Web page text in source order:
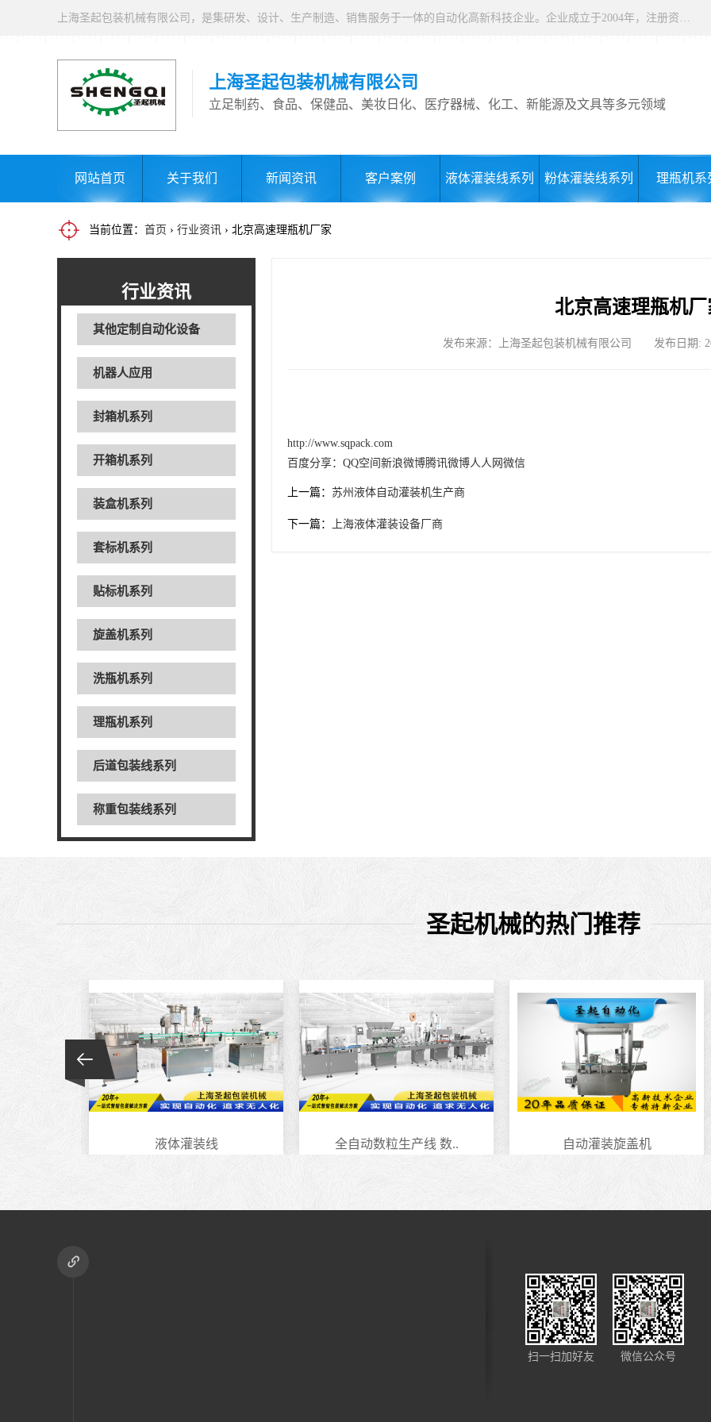
上海圣起包装机械有限公司，是集研发、设计、生产制造、销售服务于一体的自动化高新科技企业。企业成立于2004年，注册资本1000万元，总占地面积约15000平方。 企业发展二十余年以来，一直专注于自动化设备这一朝阳行业，致力于为制药、食品、日化、化工、物流、仓储等行业提供一站式智能包装解决方案。服务用户覆盖全国各省市以及海内外，产品远销全球，2024 年度总产值9000万。
上海圣起包装机械有限公司
立足制药、食品、保健品、美妆日化、医疗器械、化工、新能源及文具等多元领域
网站首页 关于我们 新闻资讯 客户案例 液体灌装线系列 粉体灌装线系列 理瓶机系
当前位置： 首页 › 行业资讯 › 北京高速理瓶机厂家
行业资讯
其他定制自动化设备
机器人应用
封箱机系列
开箱机系列
装盒机系列
套标机系列
贴标机系列
旋盖机系列
洗瓶机系列
理瓶机系列
后道包装线系列
称重包装线系列
北京高速理瓶机厂
发布来源：上海圣起包装机械有限公司 发布日期:
http://www.sqpack.com
百度分享： QQ空间 新浪微博腾讯微博人人网 微信
上一篇： 苏州液体自动灌装机生产商
下一篇： 上海液体灌装设备厂商
圣起机械的热门推荐
液体灌装线 全自动数粒生产线 数.. 自动灌装旋盖机
扫一扫加好友 微信公众号